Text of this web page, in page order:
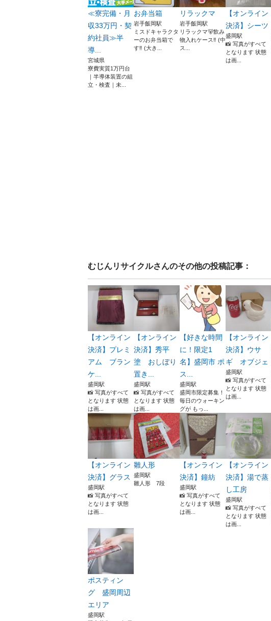
≪寮完備・月
収33万円・契
約社員≫半
導...
宮城県
寮費実質1万円台
｜半導体装置の組
立・検査｜未...
お弁当箱
岩手飯岡駅
ミスドキャラクタ
ーのお弁当箱で
す‼️ (大き...
リラックマ
岩手飯岡駅
リラックマ🐻️飲み
物入れケース‼️ (中
ス...
【オンライン
決済】シーツ
盛岡駅
📸 写真がすべて
となります 状態
は画...
むじんリサイクルさんのその他の投稿記事：
【オンライン
決済】プレミ
アム ブラン
ケ...
盛岡駅
📸 写真がすべて
となります 状態
は画...
【オンライン
決済】秀平
塗 おしぼり
置き...
盛岡駅
📸 写真がすべて
となります 状態
は画...
【好きな時間
に！限定1
名】盛岡市 ポ
ス...
盛岡駅
盛岡市限定募集！
毎日のウォーキン
グが もっ...
【オンライン
決済】ウサ
ギ オブジェ
盛岡駅
📸 写真がすべて
となります 状態
は画...
【オンライン
決済】グラス
盛岡駅
📸 写真がすべて
となります 状態
は画...
雛人形
盛岡駅
雛人形 7段
【オンライン
決済】鐘紡
盛岡駅
📸 写真がすべて
となります 状態
は画...
【オンライン
決済】湯で蒸
し工房
盛岡駅
📸 写真がすべて
となります 状態
は画...
ポスティン
グ 盛岡周辺
エリア
盛岡駅